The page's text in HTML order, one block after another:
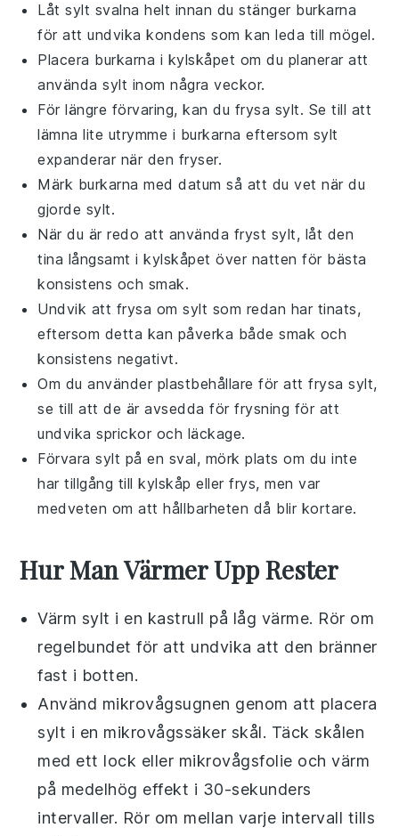
Låtsylt svalna helt innan du stänger burkarna
för att undvika kondens som kan leda till mögel.
Placera burkarna i kylskåpet om du planerar att
användasylt inom några veckor.
För längre förvaring, kan du frysa sylt. Se till att
lämna lite utrymme i burkarna eftersom sylt
expanderar när den fryser.
Märk burkarna med datum så att du vet när du
gjorde sylt.
När du är redo att använda fryst sylt, låt den
tina långsamt i kylskåpet över natten för bästa
konsistens och smak.
Undvik att frysa omsylt som redan har tinats,
eftersom detta kan påverka både smak och
konsistens negativt.
Om du använder plastbehållare för att frysasylt,
se till att de är avsedda för frysning för att
undvika sprickor och läckage.
Förvarasylt på en sval, mörk plats om du inte
har tillgång till kylskåp eller frys, men var
medveten om att hållbarheten då blir kortare.
Hur Man Värmer Upp Rester
Värm sylt i en kastrull på låg värme. Rör om
regelbundet för att undvika att den bränner
fast i botten.
Använd mikrovågsugnen genom att placera
sylt i en mikrovågssäker skål. Täck skålen
med ett lock eller mikrovågsfolie och värm
på medelhög effekt i 30-sekunders
intervaller. Rör om mellan varje intervall tills